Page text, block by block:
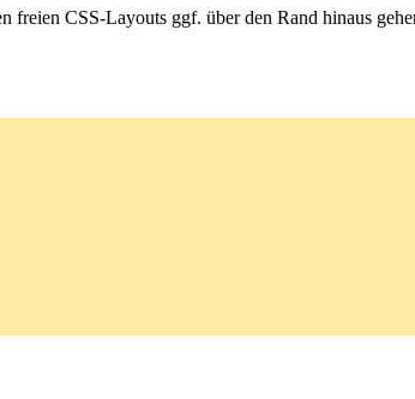
CSS-Layouts ggf. über den Rand hinaus